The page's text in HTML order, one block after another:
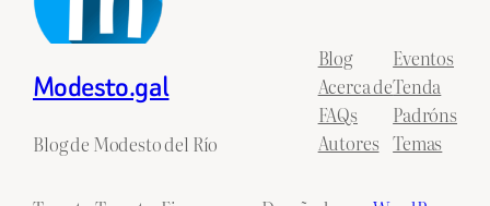
Modesto.gal
Blog de Modesto del Río
Blog
Acerca de
FAQs
Autores
Eventos
Tenda
Padróns
Temas